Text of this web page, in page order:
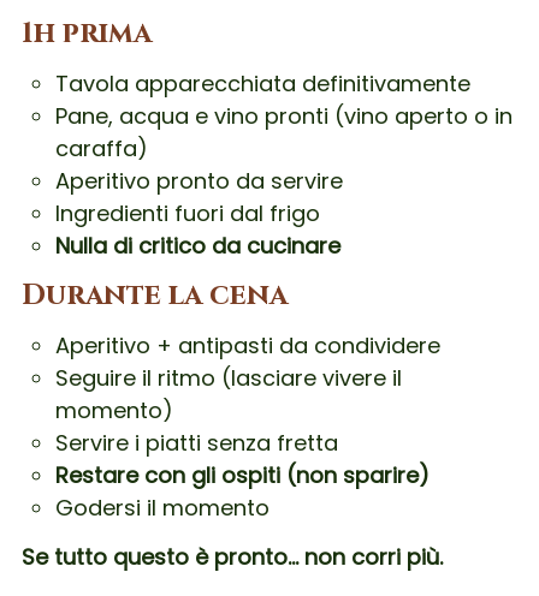
1h prima
Tavola apparecchiata definitivamente
Pane, acqua e vino pronti (vino aperto o in
caraffa)
Aperitivo pronto da servire
Ingredienti fuori dal frigo
Nulla di critico da cucinare
Durante la cena
Aperitivo + antipasti da condividere
Seguire il ritmo (lasciare vivere il
momento)
Servire i piatti senza fretta
Restare con gli ospiti (non sparire)
Godersi il momento
Se tutto questo è pronto… non corri più.